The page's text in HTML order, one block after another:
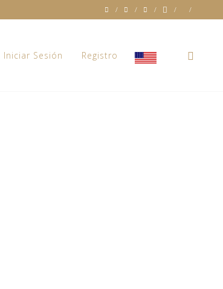
Iniciar Sesión Registro
0